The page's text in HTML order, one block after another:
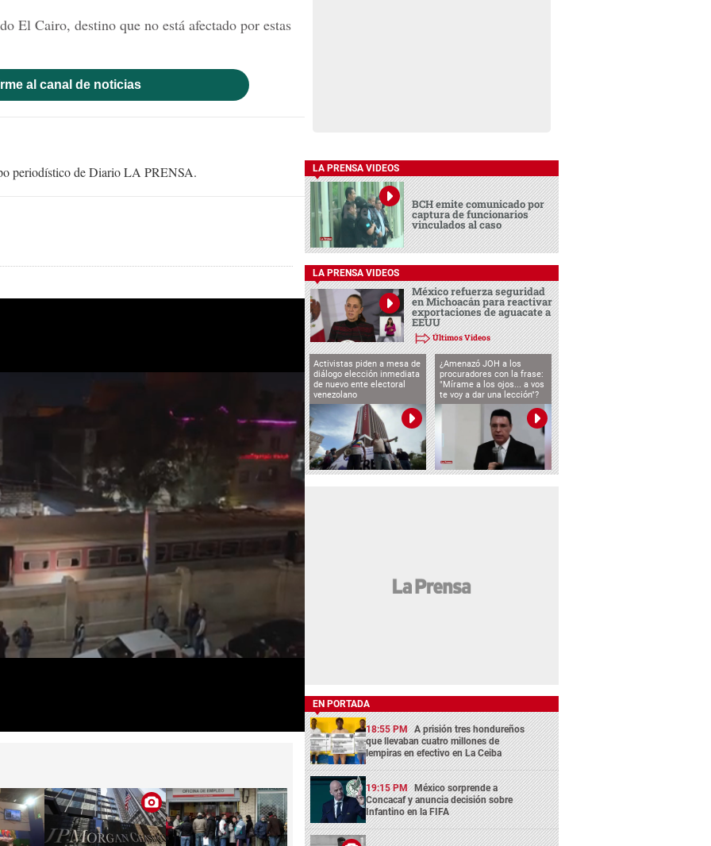
El Cairo, destino que no está afectado por estas
al canal de noticias
periodístico de Diario LA PRENSA. LA PRENSA VIDEOS
BCH emite comunicado por
captura de funcionarios
vinculados al caso
LA PRENSA VIDEOS
México refuerza seguridad
en Michoacán para reactivar
exportaciones de aguacate a
EEUU
Últimos Videos
Activistas piden a mesa de
diálogo elección inmediata
de nuevo ente electoral
venezolano
¿Amenazó JOH a los
procuradores con la frase:
"Mírame a los ojos... a vos
te voy a dar una lección"?
EN PORTADA
18:55 PM A prisión tres hondureños
que llevaban cuatro millones de
lempiras en efectivo en La Ceiba
19:15 PM México sorprende a
Concacaf y anuncia decisión sobre
Infantino en la FIFA